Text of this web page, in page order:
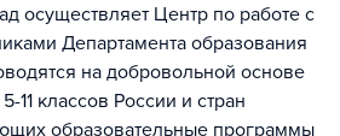
осуществляет Центр по работе с
Департамента образования
на добровольной основе
классов России и стран
образовательные программы